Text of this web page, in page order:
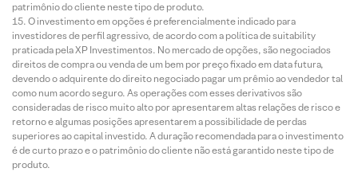
patrimônio do cliente neste tipo de produto.
O investimento em opções é preferencialmente indicado para
investidores de perfil agressivo, de acordo com a política de suitability
praticada pela XP Investimentos. No mercado de opções, são negociados
direitos de compra ou venda de um bem por preço fixado em data futura,
devendo o adquirente do direito negociado pagar um prêmio ao vendedor tal
como num acordo seguro. As operações com esses derivativos são
consideradas de risco muito alto por apresentarem altas relações de risco e
retorno e algumas posições apresentarem a possibilidade de perdas
superiores ao capital investido. A duração recomendada para o investimento
é de curto prazo e o patrimônio do cliente não está garantido neste tipo de
produto.